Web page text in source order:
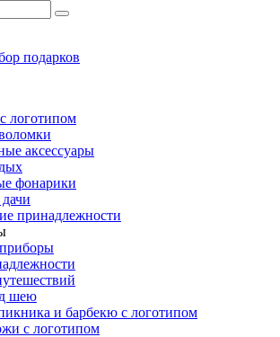
подарков
логотипом
аксессуары
фонарики
принадлежности
шею
и барбекю с логотипом
с логотипом